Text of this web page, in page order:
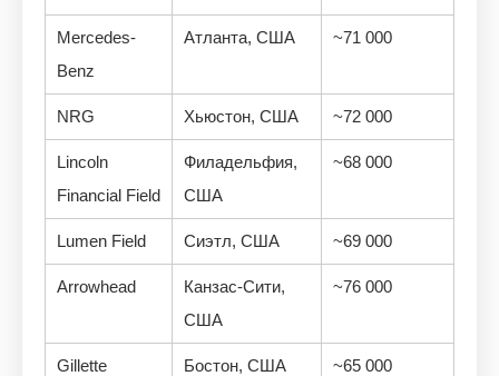
Mercedes-
Benz
Атланта, США ~71 000
NRG Хьюстон, США ~72 000
Lincoln
Financial Field
Филадельфия,
США
~68 000
Lumen Field Сиэтл, США ~69 000
Arrowhead
Канзас-Сити,
США
~76 000
Gillette Бостон, США ~65 000